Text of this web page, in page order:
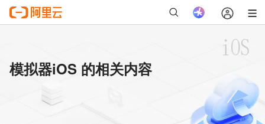
模拟器iOS 的相关内容